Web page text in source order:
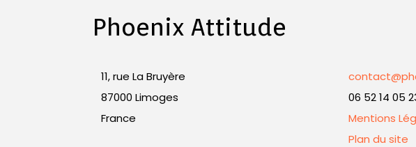
Phoenix Attitude
11, rue La Bruyère
87000 Limoges
France
06 52 14 05
Mentions
Plan du site